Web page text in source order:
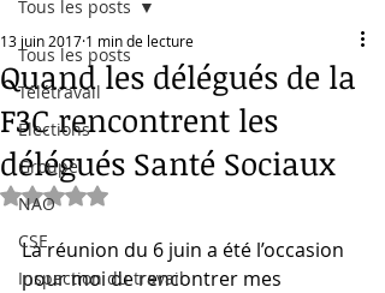
Tous les posts
Télétravail
Elections
Groupe
NAO
CSE
Inspection du travail
Tous les posts
Quand les délégués de la
F3C rencontrent les
délégués Santé Sociaux
13 juin 2017 1 min de lecture
Noté NaN étoiles sur 5.
La réunion du 6 juin a été l’occasion
pour moi de rencontrer mes